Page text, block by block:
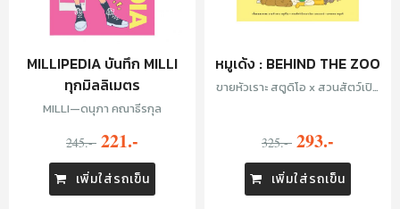
MILLIPEDIA บันทึก MILLI
ทุกมิลลิเมตร
MILLI—ดนุภา คณาธีรกุล
245.- 221.-
เพิ่มใส่รถเข็น
หมูเด้ง : BEHIND THE ZOO
ขายหัวเราะ สตูดิโอ x สวนสัตว์เปิด
325.- 293.-
เพิ่มใส่รถเข็น